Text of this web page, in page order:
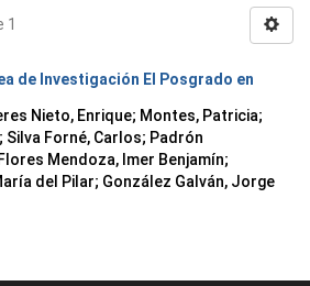
1
de Investigación El Posgrado en
Nieto, Enrique; Montes, Patricia;
; Silva Forné, Carlos; Padrón
Flores Mendoza, Imer Benjamín;
del Pilar; González Galván, Jorge